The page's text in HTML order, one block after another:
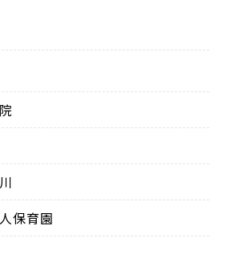
保育園